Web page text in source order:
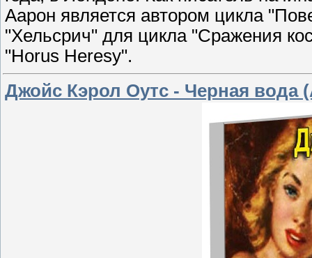
Аарон является автором цикла
"Хельсрич" для цикла "Сражения
"Horus Heresy".
Джойс Кэрол Оутс - Черная вода